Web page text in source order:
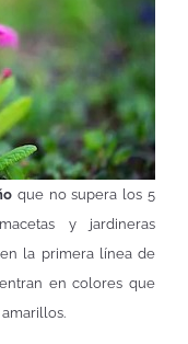
que no supera los 5
y jardineras
la primera línea de
en colores que